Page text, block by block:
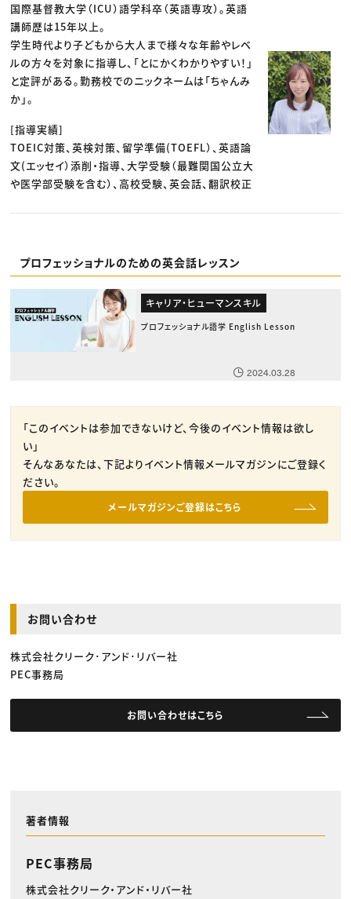
国際基督教大学（ICU）語学科卒（英語専攻）。英語
講師歴は15年以上。
学生時代より子どもから大人まで様々な年齢やレベ
ルの方々を対象に指導し、「とにかくわかりやすい！」
と定評がある。勤務校でのニックネームは「ちゃんみ
か」。
[指導実績]
TOEIC対策、英検対策、留学準備(TOEFL）、英語論
文(エッセイ）添削・指導、大学受験（最難関国公立大
や医学部受験を含む）、高校受験、英会話、翻訳校正
プロフェッショナルのための英会話レッスン
キャリア・ヒューマンスキル
プロフェッショナル語学 English Lesson
2024.03.28
「このイベントは参加できないけど、今後のイベント情報は欲し
い」
そんなあなたは、下記よりイベント情報メールマガジンにご登録く
ださい。
メールマガジンご登録はこちら
お問い合わせ
株式会社クリーク･アンド･リバー社
PEC事務局
お問い合わせはこちら
著者情報
PEC事務局
株式会社クリーク・アンド・リバー社